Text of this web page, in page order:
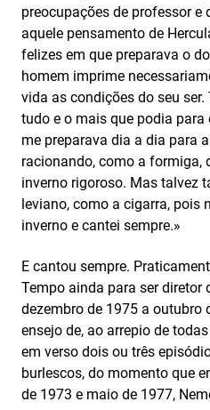
preocupações de professor e
aquele pensamento de
felizes em que preparava o
homem imprime
vida as condições do seu
tudo e o mais que podia para
me preparava dia a dia para
racionando, como a formiga,
inverno rigoroso. Mas talvez
leviano, como a cigarra, pois
inverno e cantei sempre.»
E cantou sempre.
Tempo ainda para ser diretor
dezembro de 1975 a outubro
ensejo de, ao arrepio de
em verso dois ou três
burlescos, do momento que
de 1973 e maio de 1977,